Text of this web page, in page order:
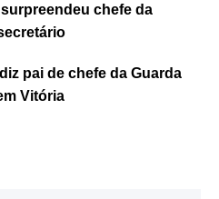
chefe da
pai de chefe da Guarda
Vitória